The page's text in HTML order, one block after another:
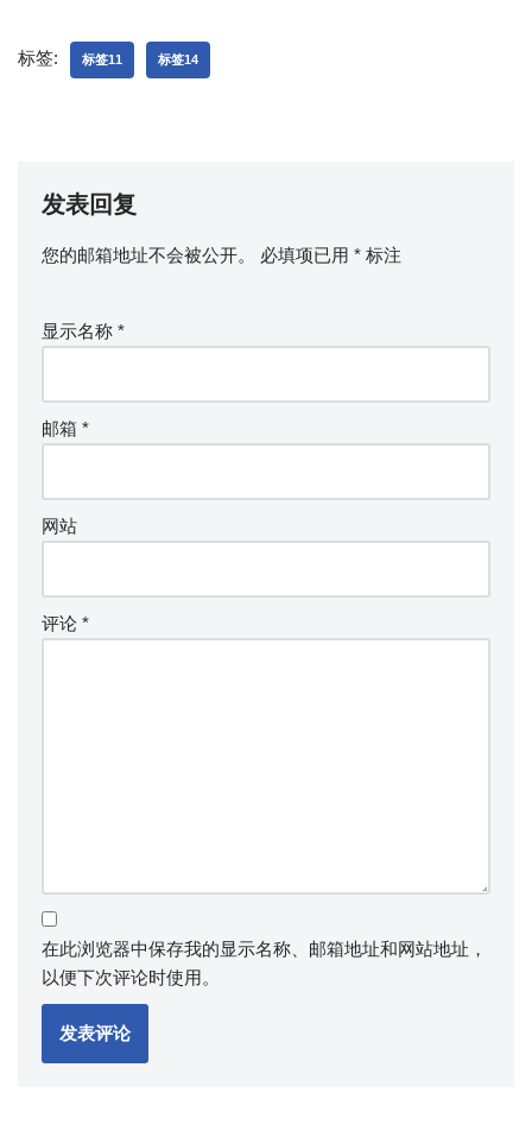
标签: 标签11 标签14
发表回复
您的邮箱地址不会被公开。 必填项已用 * 标注
显示名称 *
邮箱 *
网站
评论 *
在此浏览器中保存我的显示名称、邮箱地址和网站地址，
以便下次评论时使用。